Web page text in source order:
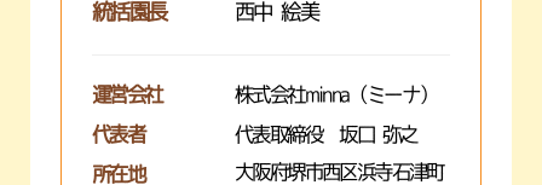
統括園長
西中 絵美
運営会社 株式会社minna（ミーナ）
代表者 代表取締役 坂口 弥之
所在地
大阪府堺市西区浜寺石津町